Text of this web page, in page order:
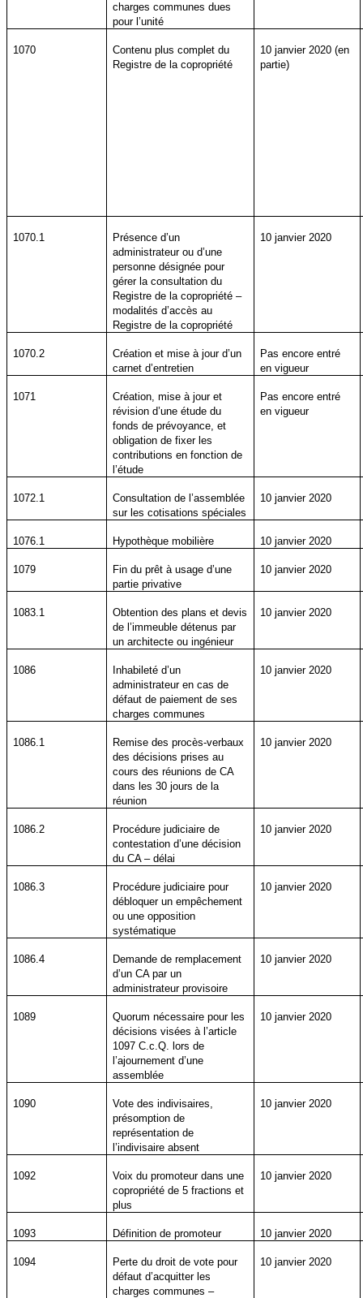
charges communes dues
pour l’unité
1070
Contenu plus complet du
Registre de la copropriété
10 janvier 2020 (en
partie)
1070.1
Présence d’un
administrateur ou d’une
personne désignée pour
gérer la consultation du
Registre de la copropriété –
modalités d’accès au
Registre de la copropriété
10 janvier 2020
1070.2
Création et mise à jour d’un
carnet d’entretien
Pas encore entré
en vigueur
1071
Création, mise à jour et
révision d’une étude du
fonds de prévoyance, et
obligation de fixer les
contributions en fonction de
l’étude
Pas encore entré
en vigueur
1072.1
Consultation de l’assemblée
sur les cotisations spéciales
10 janvier 2020
1076.1 Hypothèque mobilière 10 janvier 2020
1079
Fin du prêt à usage d’une
partie privative
10 janvier 2020
1083.1
Obtention des plans et devis
de l’immeuble détenus par
un architecte ou ingénieur
10 janvier 2020
1086
Inhabileté d’un
administrateur en cas de
défaut de paiement de ses
charges communes
10 janvier 2020
1086.1
Remise des procès-verbaux
des décisions prises au
cours des réunions de CA
dans les 30 jours de la
réunion
10 janvier 2020
1086.2
Procédure judiciaire de
contestation d’une décision
du CA – délai
10 janvier 2020
1086.3
Procédure judiciaire pour
débloquer un empêchement
ou une opposition
systématique
10 janvier 2020
1086.4
Demande de remplacement
d’un CA par un
administrateur provisoire
10 janvier 2020
1089
Quorum nécessaire pour les
décisions visées à l’article
1097 C.c.Q. lors de
l’ajournement d’une
assemblée
10 janvier 2020
1090
Vote des indivisaires,
présomption de
représentation de
l’indivisaire absent
10 janvier 2020
1092
Voix du promoteur dans une
copropriété de 5 fractions et
plus
10 janvier 2020
1093 Définition de promoteur 10 janvier 2020
1094
Perte du droit de vote pour
défaut d’acquitter les
charges communes –
10 janvier 2020